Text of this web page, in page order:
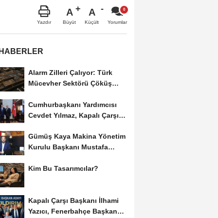
Yazdır
A
Büyüt
A
Küçült Yorumlar
Alarm Zilleri Çalıyor: Türk
Mücevher Sektörü Çöküş
Cumhurbaşkanı Yardımcısı
Cevdet Yılmaz, Kapalı Çarşı
Gümüş Kaya Makina Yönetim
Kurulu Başkanı Mustafa
Kim Bu Tasarımcılar?
Kapalı Çarşı Başkanı İlhami
Yazıcı, Fenerbahçe Başkan